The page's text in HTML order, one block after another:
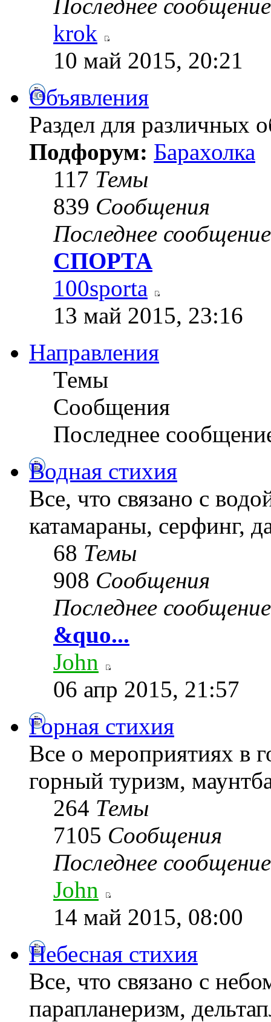
Последнее сообщение
krok
10 май 2015, 20:21
Объявления
Раздел для различных
Подфорум: Барахолка
117 Темы
839 Сообщения
Последнее сообщение
СПОРТА
100sporta
13 май 2015, 23:16
Направления
Темы
Сообщения
Последнее
Водная стихия
Все, что связано с
катамараны, серфинг,
68 Темы
908 Сообщения
Последнее сообщение
&quo...
John
06 апр 2015, 21:57
Горная стихия
Все о мероприятиях в
горный туризм,
264 Темы
7105 Сообщения
Последнее сообщение
John
14 май 2015, 08:00
Небесная стихия
Все, что связано с
парапланеризм,